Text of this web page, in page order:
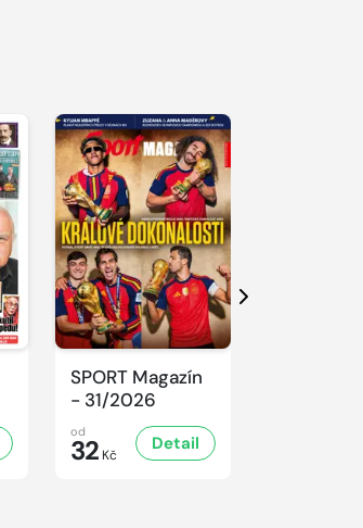
SPORT Magazín
- 31/2026
od
32 Kč
Detail
Další